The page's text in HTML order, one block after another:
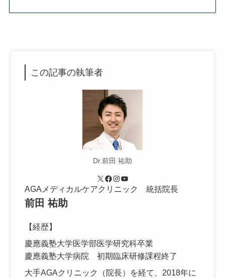
この記事の執筆者
Dr.前田 祐助
X Facebook Instagram YouTube
AGAメディカルケアクリニック 統括院長
前田 祐助
【経歴】
慶應義塾大学医学部医学研究科卒業
慶應義塾大学病院 初期臨床研修課程終了
大手AGAクリニック（院長）を経て、2018年に